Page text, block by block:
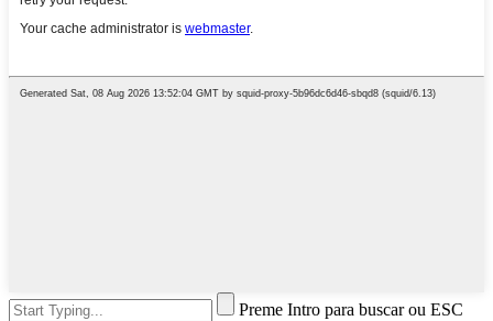
Preme Intro para buscar ou ESC